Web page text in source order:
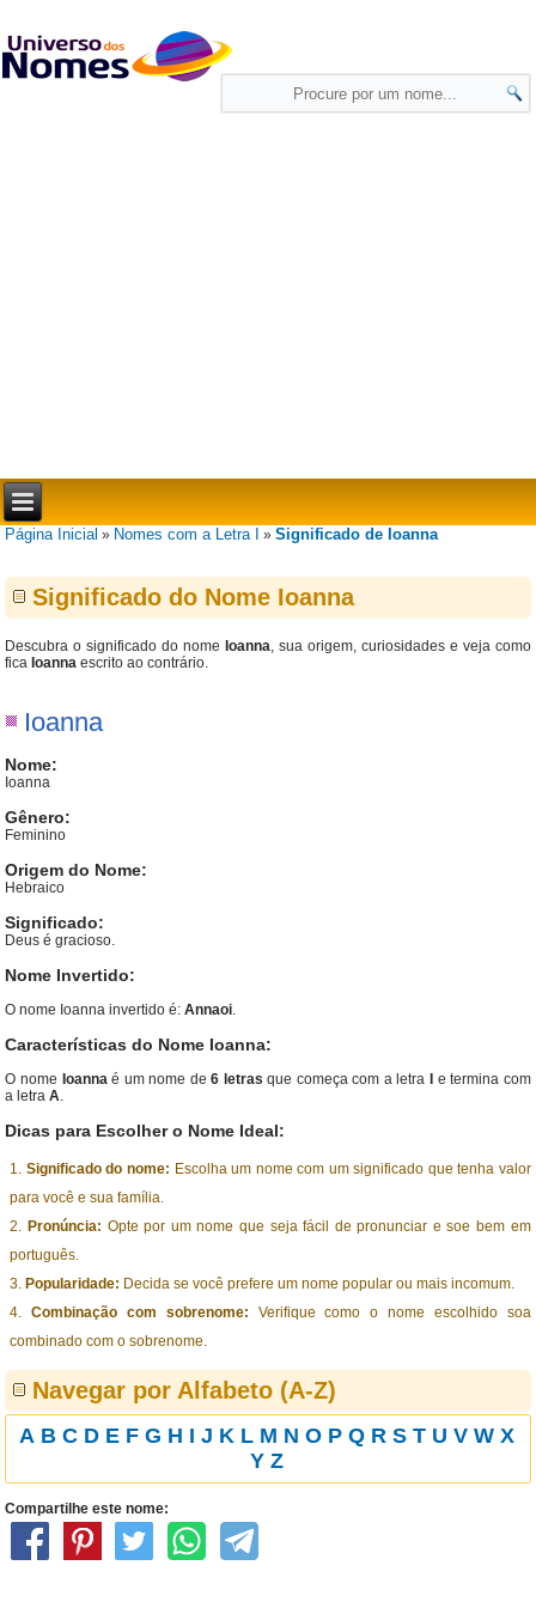
Página Inicial » Nomes com a Letra I »Significado de Ioanna
Significado do Nome Ioanna
Descubra o significado do nome Ioanna, sua origem, curiosidades e veja como
fica Ioanna escrito ao contrário.
Ioanna
Nome:
Ioanna
Gênero:
Feminino
Origem do Nome:
Hebraico
Significado:
Deus é gracioso.
Nome Invertido:
O nome Ioanna invertido é:Annaoi.
Características do Nome Ioanna:
O nome Ioannaé um nome de6 letras que começa com a letra
e termina com
a letraA.
Dicas para Escolher o Nome Ideal:
Significado do nome: Escolha um nome com um significado que tenha valor
para você e sua família.
Pronúncia: Opte por um nome que seja fácil de pronunciar e soe bem em
português.
Popularidade: Decida se você prefere um nome popular ou mais incomum.
Combinação com sobrenome: Verifique como o nome escolhido soa
combinado com o sobrenome.
Navegar por Alfabeto (A-Z)
A B C D E F G H I J K L M N O P Q R S T U V W X
Y Z
Compartilhe este nome: